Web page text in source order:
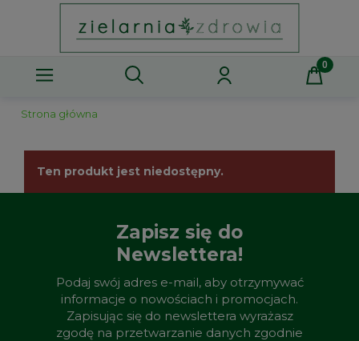
Strona główna
Ten produkt jest niedostępny.
Zapisz się do
Newslettera!
Podaj swój adres e-mail, aby otrzymywać
informacje o nowościach i promocjach.
Zapisując się do newslettera wyrażasz
zgodę na przetwarzanie danych zgodnie